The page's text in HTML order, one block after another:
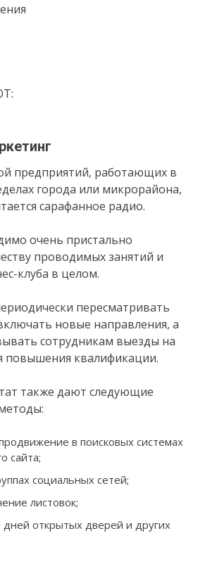
предприятий, работающих в
города или микрорайона,
сарафанное радио.
очень пристально
проводимых занятий и
клуба в целом.
пересматривать
новые направления, а
сотрудникам выезды на
повышения квалификации.
также дают следующие
в поисковых системах
сайта;
социальных сетей;
листовок;
открытых дверей и других